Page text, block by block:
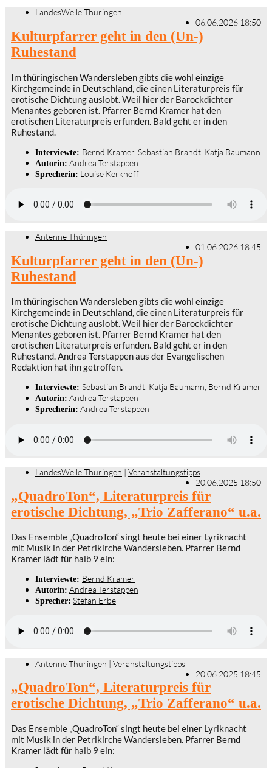
LandesWelle Thüringen
06.06.2026 18:50
Kulturpfarrer geht in den (Un-)
Ruhestand
Im thüringischen Wandersleben gibts die wohl einzige
Kirchgemeinde in Deutschland, die einen Literaturpreis für
erotische Dichtung auslobt. Weil hier der Barockdichter
Menantes geboren ist. Pfarrer Bernd Kramer hat den
erotischen Literaturpreis erfunden. Bald geht er in den
Ruhestand.
Interviewte: Bernd Kramer Sebastian Brandt Katja Baumann
Autorin: Andrea Terstappen
Sprecherin: Louise Kerkhoff
Antenne Thüringen
01.06.2026 18:45
Kulturpfarrer geht in den (Un-)
Ruhestand
Im thüringischen Wandersleben gibts die wohl einzige
Kirchgemeinde in Deutschland, die einen Literaturpreis für
erotische Dichtung auslobt. Weil hier der Barockdichter
Menantes geboren ist. Pfarrer Bernd Kramer hat den
erotischen Literaturpreis erfunden. Bald geht er in den
Ruhestand. Andrea Terstappen aus der Evangelischen
Redaktion hat ihn getroffen.
Interviewte: Sebastian Brandt Katja Baumann Bernd Kramer
Autorin: Andrea Terstappen
Sprecherin: Andrea Terstappen
LandesWelle Thüringen | Veranstaltungstipps
20.06.2025 18:50
„QuadroTon“, Literaturpreis für
erotische Dichtung, „Trio Zafferano“ u.a.
Das Ensemble „QuadroTon“ singt heute bei einer Lyriknacht
mit Musik in der Petrikirche Wandersleben. Pfarrer Bernd
Kramer lädt für halb 9 ein:
Interviewte: Bernd Kramer
Autorin: Andrea Terstappen
Sprecher: Stefan Erbe
Antenne Thüringen | Veranstaltungstipps
20.06.2025 18:45
„QuadroTon“, Literaturpreis für
erotische Dichtung, „Trio Zafferano“ u.a.
Das Ensemble „QuadroTon“ singt heute bei einer Lyriknacht
mit Musik in der Petrikirche Wandersleben. Pfarrer Bernd
Kramer lädt für halb 9 ein: